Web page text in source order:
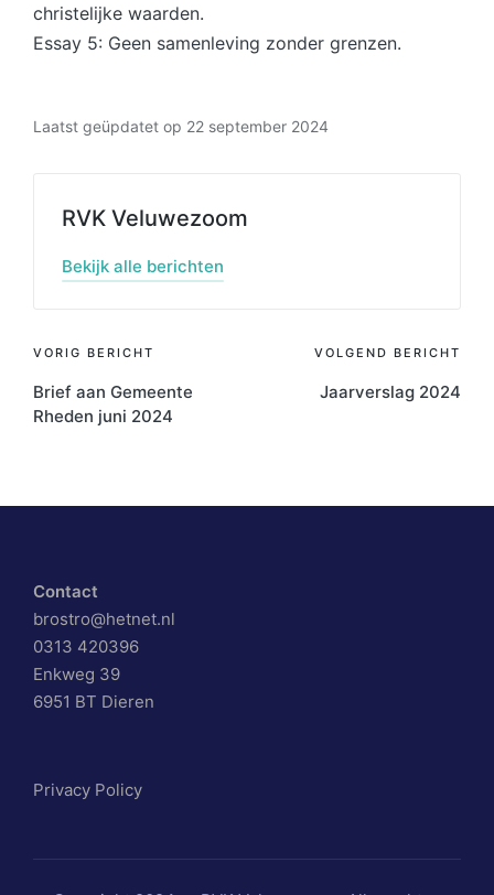
christelijke waarden.
Essay 5: Geen samenleving zonder grenzen.
Laatst geüpdatet op 22 september 2024
RVK Veluwezoom
Bekijk alle berichten
Bericht
navigatie
VORIG BERICHT
Brief aan Gemeente
Rheden juni 2024
VOLGEND BERICHT
Jaarverslag 2024
Contact
brostro@hetnet.nl
0313 420396
Enkweg 39
6951 BT Dieren
Privacy Policy